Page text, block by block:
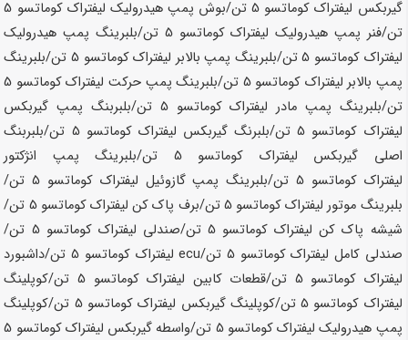
گیربکس لیفتراک کوماتسو
/بوش پمپ هیدرولیک لیفتراک کوماتسو 5
تن/فنر پمپ هیدرولیک لیفتراک کوماتسو 5 تن
/بلبرینگ پمپ هیدرولیک
لیفتراک کوماتسو
/بلبرینگ پمپ بالابر لیفتراک کوماتسو
/بلبرینگ
پمپ بالابر لیفتراک کوماتسو 5 تن /بلبرینگ پمپ حرکت لیفتراک کوماتسو 5
تن/بلبرینگ پمپ مادر لیفتراک کوماتسو 5 تن
/بلبربنگ پمپ گیربکس
لیفتراک کوماتسو
/بلبرنگ گیربکس لیفتراک کوماتسو 5 تن
/بلبربنگ
اصلی گیربکس لیفتراک کوماتسو 5 تن
/بلبرینگ پمپ انژکتور
لیفتراک کوماتسو
/بلبرینگ پمپ گازوئیل لیفتراک کوماتسو
/
بلبرینگ موتور لیفتراک کوماتسو 5 تن /برف پاک کن لیفتراک کوماتسو 5 تن
/
شیشه پاک کن لیفتراک کوماتسو
/صندلی لیفتراک کوماتسو 5 تن
/
صندلی کامل لیفتراک کوماتسو 5 تن /ecu لیفتراک کوماتسو
/داشبورد
لیفتراک کوماتسو 5 تن /قطعات کابین لیفتراک کوماتسو 5 تن
/کوپلینگ
لیفتراک کوماتسو
/کوپلینگ گیربکس لیفتراک کوماتسو 5 تن
/کوپلینگ
پمپ هیدرولیک لیفتراک کوماتسو 5 تن /واسطه گیربکس لیفتراک کوماتسو 5